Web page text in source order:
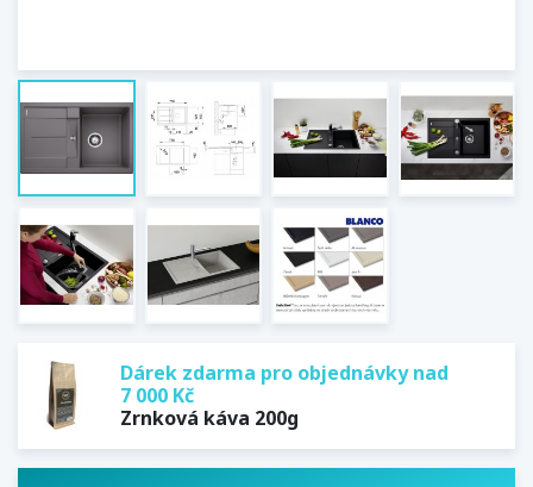
Dárek zdarma pro objednávky nad
7 000 Kč
Zrnková káva 200g